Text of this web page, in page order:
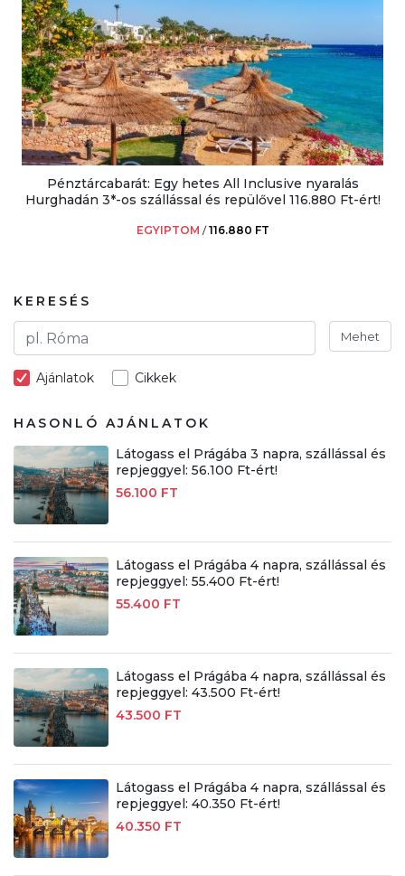
Pénztárcabarát: Egy hetes All Inclusive nyaralás
Hurghadán 3*-os szállással és repülővel 116.880 Ft-ért!
EGYIPTOM /116.880 FT
KERESÉS
Mehet
Ajánlatok Cikkek
HASONLÓ AJÁNLATOK
Látogass el Prágába 3 napra, szállással és
repjeggyel: 56.100 Ft-ért!
56.100 FT
Látogass el Prágába 4 napra, szállással és
repjeggyel: 55.400 Ft-ért!
55.400 FT
Látogass el Prágába 4 napra, szállással és
repjeggyel: 43.500 Ft-ért!
43.500 FT
Látogass el Prágába 4 napra, szállással és
repjeggyel: 40.350 Ft-ért!
40.350 FT